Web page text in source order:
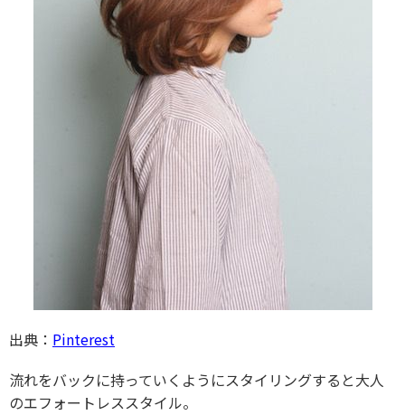
出典： Pinterest
流れをバックに持っていくようにスタイリングすると大人
のエフォートレススタイル。